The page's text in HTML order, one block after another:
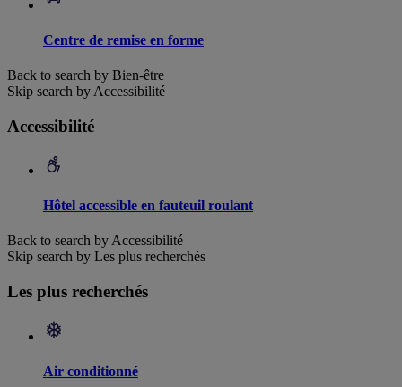
Centre de remise en forme
Back to search by Bien-être
Skip search by Accessibilité
Accessibilité
Hôtel accessible en fauteuil roulant
Back to search by Accessibilité
Skip search by Les plus recherchés
Les plus recherchés
Air conditionné